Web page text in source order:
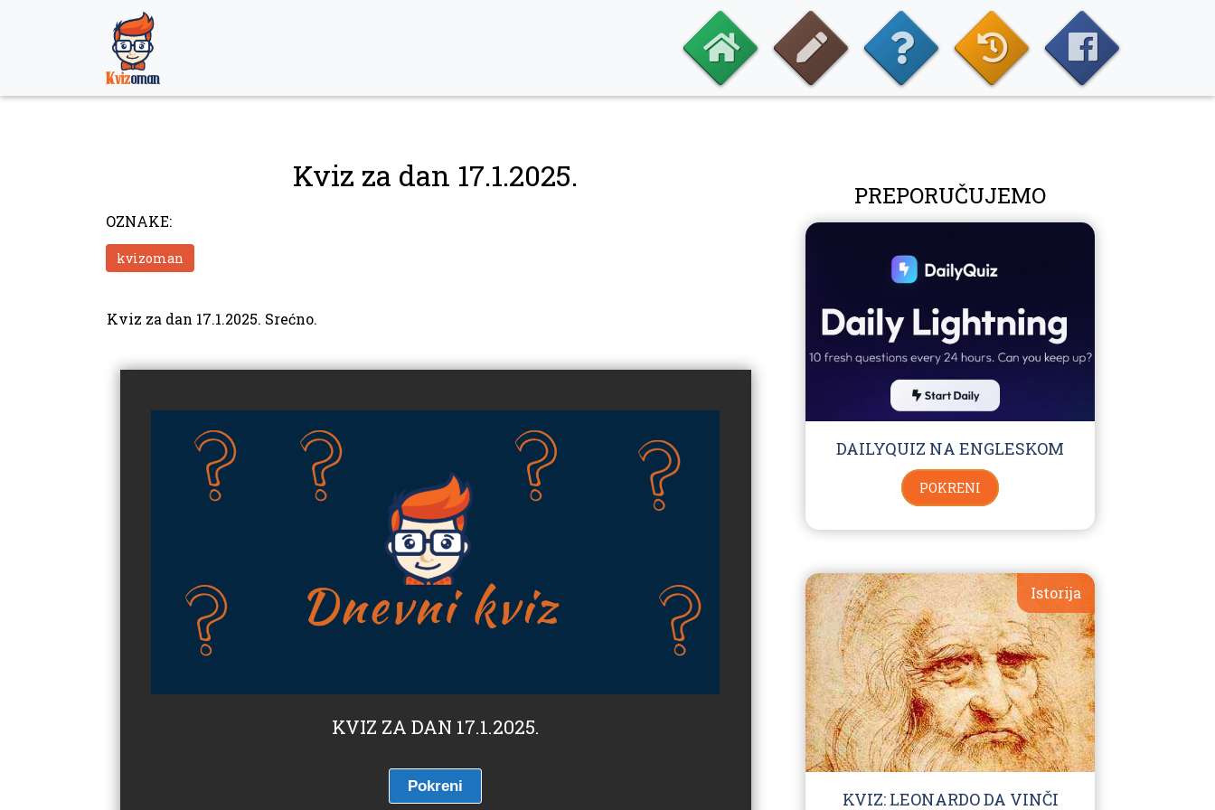
Kviz za dan 17.1.2025.
OZNAKE:
kvizoman
Kviz za dan 17.1.2025. Srećno.
KVIZ ZA DAN 17.1.2025.
PREPORUČUJEMO
DAILYQUIZ NA ENGLESKOM
POKRENI
Istorija
KVIZ: LEONARDO DA VINČI